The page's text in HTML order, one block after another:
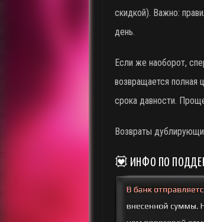
скидкой). Важно:
день.
Если же наоборот,
возвращается полная
срока давности.
Возвраты
💟 ИНФО ПО